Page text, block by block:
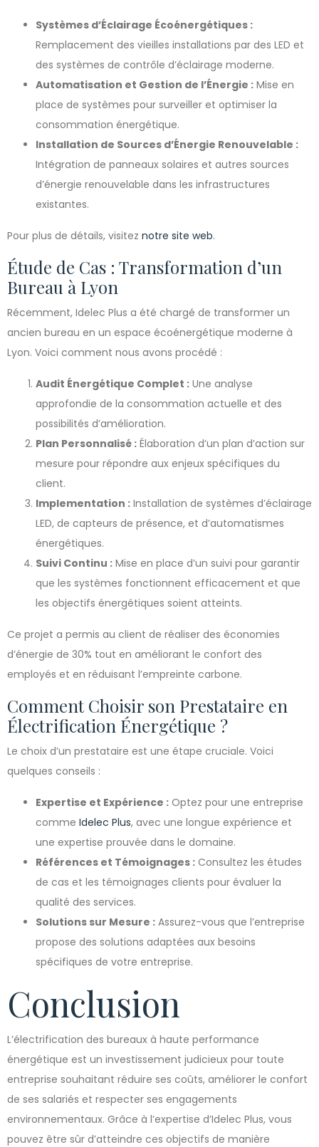
Systèmes d’Éclairage Écoénergétiques :
Remplacement des vieilles installations par des LED et
des systèmes de contrôle d’éclairage moderne.
Automatisation et Gestion de l’Énergie : Mise en
place de systèmes pour surveiller et optimiser la
consommation énergétique.
Installation de Sources d’Énergie Renouvelable :
Intégration de panneaux solaires et autres sources
d’énergie renouvelable dans les infrastructures
existantes.
Pour plus de détails, visitez notre site web.
Étude de Cas : Transformation d’un
Bureau à Lyon
Récemment, Idelec Plus a été chargé de transformer un
ancien bureau en un espace écoénergétique moderne à
Lyon. Voici comment nous avons procédé :
Audit Énergétique Complet : Une analyse
approfondie de la consommation actuelle et des
possibilités d’amélioration.
Plan Personnalisé : Élaboration d’un plan d’action sur
mesure pour répondre aux enjeux spécifiques du
client.
Implementation : Installation de systèmes d’éclairage
LED, de capteurs de présence, et d’automatismes
énergétiques.
Suivi Continu : Mise en place d’un suivi pour garantir
que les systèmes fonctionnent efficacement et que
les objectifs énergétiques soient atteints.
Ce projet a permis au client de réaliser des économies
d’énergie de 30% tout en améliorant le confort des
employés et en réduisant l’empreinte carbone.
Comment Choisir son Prestataire en
Électrification Énergétique ?
Le choix d’un prestataire est une étape cruciale. Voici
quelques conseils :
Expertise et Expérience : Optez pour une entreprise
comme Idelec Plus, avec une longue expérience et
une expertise prouvée dans le domaine.
Références et Témoignages : Consultez les études
de cas et les témoignages clients pour évaluer la
qualité des services.
Solutions sur Mesure : Assurez-vous que l’entreprise
propose des solutions adaptées aux besoins
spécifiques de votre entreprise.
Conclusion
L’électrification des bureaux à haute performance
énergétique est un investissement judicieux pour toute
entreprise souhaitant réduire ses coûts, améliorer le confort
de ses salariés et respecter ses engagements
environnementaux. Grâce à l’expertise d’Idelec Plus, vous
pouvez être sûr d’atteindre ces objectifs de manière